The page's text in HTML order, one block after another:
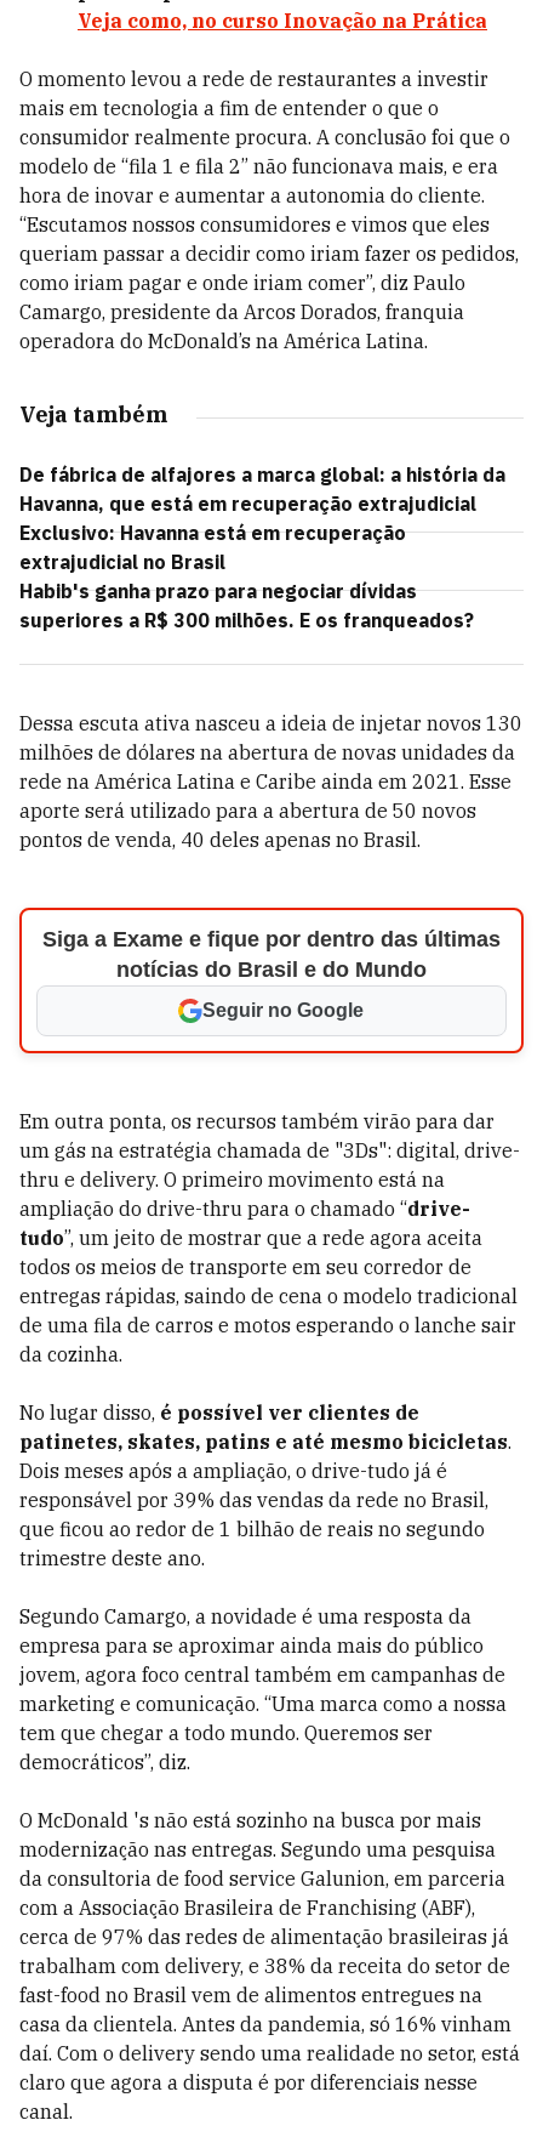
Veja como, no curso Inovação na Prática
O momento levou a rede de restaurantes a investir
mais em tecnologia a fim de entender o que o
consumidor realmente procura. A conclusão foi que o
modelo de “fila 1 e fila 2” não funcionava mais, e era
hora de inovar e aumentar a autonomia do cliente.
“Escutamos nossos consumidores e vimos que eles
queriam passar a decidir como iriam fazer os pedidos,
como iriam pagar e onde iriam comer”, diz Paulo
Camargo, presidente da Arcos Dorados, franquia
operadora do McDonald’s na América Latina.
Veja também
De fábrica de alfajores a marca global: a história da
Havanna, que está em recuperação extrajudicial
Exclusivo: Havanna está em recuperação
extrajudicial no Brasil
Habib's ganha prazo para negociar dívidas
superiores a R$ 300 milhões. E os franqueados?
Dessa escuta ativa nasceu a ideia de injetar novos 130
milhões de dólares na abertura de novas unidades da
rede na América Latina e Caribe ainda em 2021. Esse
aporte será utilizado para a abertura de 50 novos
pontos de venda, 40 deles apenas no Brasil.
Siga a Exame e fique por dentro das últimas
notícias do Brasil e do Mundo
Seguir no Google
Em outra ponta, os recursos também virão para dar
um gás na estratégia chamada de "3Ds": digital, drive-
thru e delivery. O primeiro movimento está na
ampliação do drive-thru para o chamado “drive-
tudo”, um jeito de mostrar que a rede agora aceita
todos os meios de transporte em seu corredor de
entregas rápidas, saindo de cena o modelo tradicional
de uma fila de carros e motos esperando o lanche sair
da cozinha.
No lugar disso, é possível ver clientes de
patinetes, skates, patins e até mesmo bicicletas.
Dois meses após a ampliação, o drive-tudo já é
responsável por 39% das vendas da rede no Brasil,
que ficou ao redor de 1 bilhão de ­reais no segundo
trimestre deste ano.
Segundo Camargo, a novidade é uma resposta da
empresa para se aproximar ainda mais do público
jovem, agora foco central também em campanhas de
marketing e comunicação. “Uma marca como a nossa
tem que chegar a todo mundo. Queremos ser
democráticos”, diz.
O McDonald 's não está sozinho na busca por mais
modernização nas entregas. Segundo uma pesquisa
da consultoria de food service Galunion, em parceria
com a Associação Brasileira de Franchising (ABF),
cerca de 97% das redes de alimentação brasileiras já
trabalham com delivery, e 38% da receita do setor de
fast-food no Brasil vem de alimentos entregues na
casa da clientela. Antes da pandemia, só 16% vinham
daí. Com o delivery sendo uma realidade no setor, está
claro que agora a disputa é por diferenciais nesse
canal.